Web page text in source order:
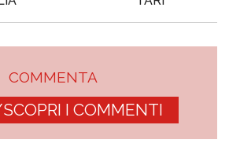
COMMENTA
I COMMENTI